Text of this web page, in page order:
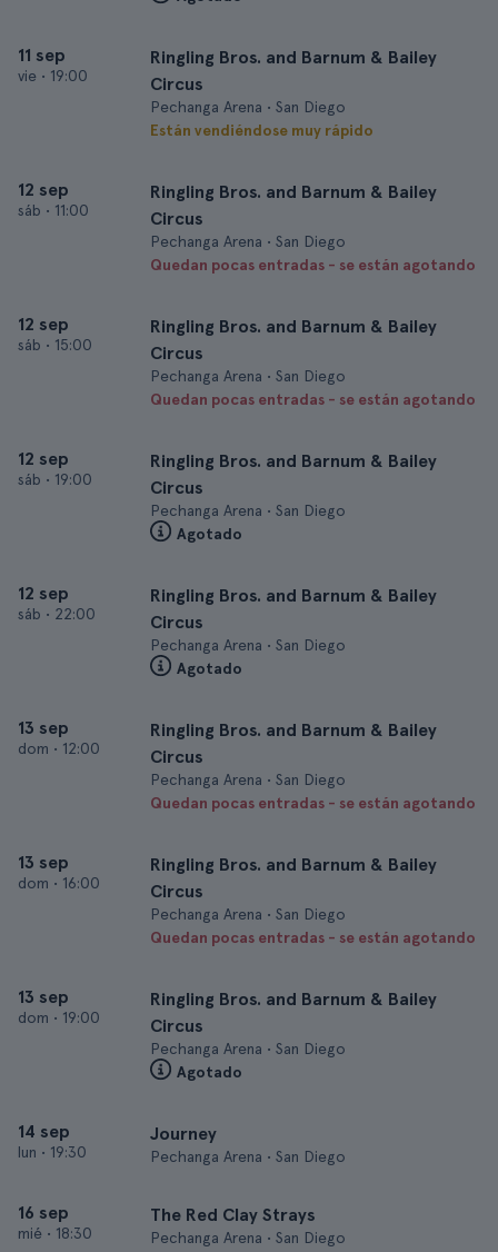
11 sep
vie • 19:00
Ringling Bros. and Barnum & Bailey
Circus
Pechanga Arena • San Diego
Están vendiéndose muy rápido
12 sep
sáb • 11:00
Ringling Bros. and Barnum & Bailey
Circus
Pechanga Arena • San Diego
Quedan pocas entradas - se están agotando
12 sep
sáb • 15:00
Ringling Bros. and Barnum & Bailey
Circus
Pechanga Arena • San Diego
Quedan pocas entradas - se están agotando
12 sep
sáb • 19:00
Ringling Bros. and Barnum & Bailey
Circus
Pechanga Arena • San Diego
Agotado
12 sep
sáb • 22:00
Ringling Bros. and Barnum & Bailey
Circus
Pechanga Arena • San Diego
Agotado
13 sep
dom • 12:00
Ringling Bros. and Barnum & Bailey
Circus
Pechanga Arena • San Diego
Quedan pocas entradas - se están agotando
13 sep
dom • 16:00
Ringling Bros. and Barnum & Bailey
Circus
Pechanga Arena • San Diego
Quedan pocas entradas - se están agotando
13 sep
dom • 19:00
Ringling Bros. and Barnum & Bailey
Circus
Pechanga Arena • San Diego
Agotado
14 sep
lun • 19:30
Journey
Pechanga Arena • San Diego
16 sep
mié • 18:30
The Red Clay Strays
Pechanga Arena • San Diego